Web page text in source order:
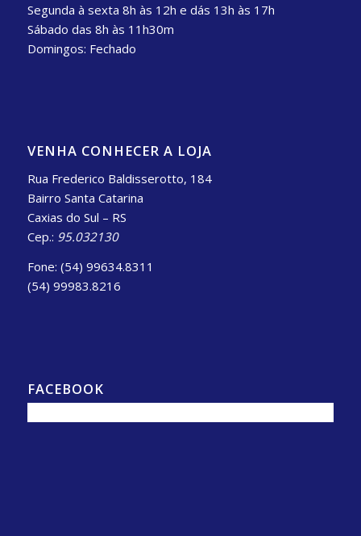
Segunda à sexta 8h às 12h e dás 13h às 17h
Sábado das 8h às 11h30m
Domingos: Fechado
VENHA CONHECER A LOJA
Rua Frederico Baldisserotto, 184
Bairro Santa Catarina
Caxias do Sul – RS
Cep.: 95.032130
Fone: (54) 99634.8311
(54) 99983.8216
FACEBOOK